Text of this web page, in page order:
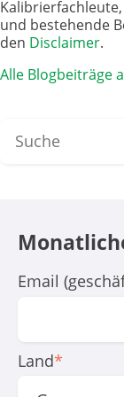
und bestehende
den Disclaimer.
Alle Blogbeiträge
Email
Land*